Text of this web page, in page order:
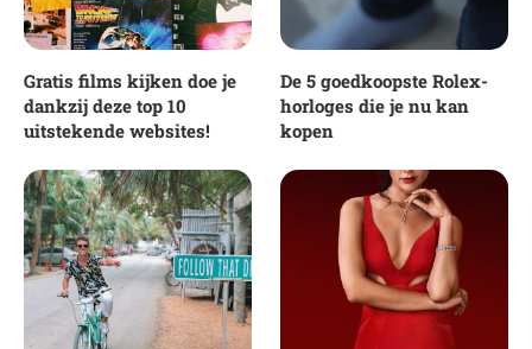
Gratis films kijken doe je
dankzij deze top 10
uitstekende websites!
De 5 goedkoopste Rolex-
horloges die je nu kan
kopen